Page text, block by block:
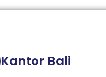
Kantor Bali